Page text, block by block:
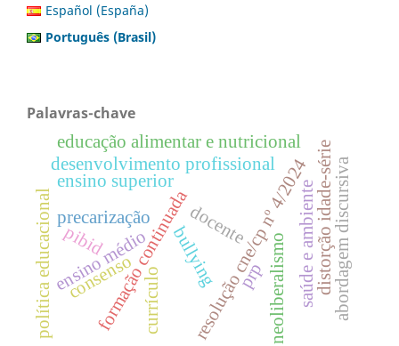
Español (España)
Português (Brasil)
Palavras-chave
formação continuadaresolução cne/cp nº 4/2024
desenvolvimento profissional
docente
currículo
ensino superior
neoliberalismo
precarização
educação alimentar e nutricional
saúde e ambiente
bullying distorção idade-série
ensino médio prp
política educacional abordagem discursiva
pibid
consenso